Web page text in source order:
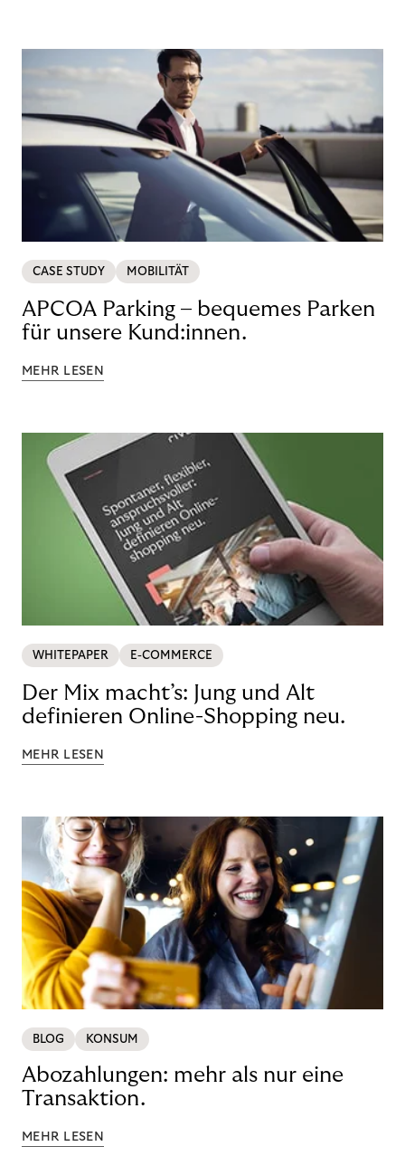
CASE STUDY MOBILITÄT
APCOA Parking – bequemes Parken
für unsere Kund:innen.
MEHR LESEN
WHITEPAPER E-COMMERCE
Der Mix macht’s: Jung und Alt
definieren Online-Shopping neu.
MEHR LESEN
BLOG KONSUM
Abozahlungen: mehr als nur eine
Transaktion.
MEHR LESEN